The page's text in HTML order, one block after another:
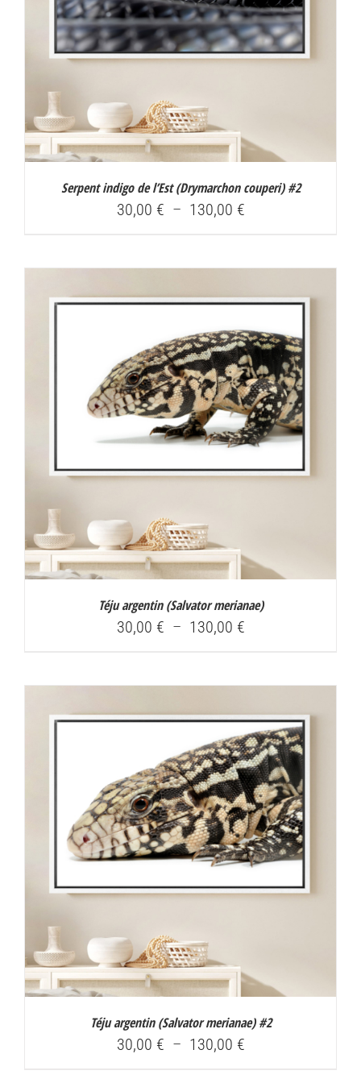
Serpent indigo de l’Est (Drymarchon couperi) #2
30,00 € – 130,00 €Plage
à
130,00 €
Téju argentin (Salvator merianae)
30,00 € – 130,00 €Plage
à
130,00 €
Téju argentin (Salvator merianae) #2
30,00 € – 130,00 €Plage